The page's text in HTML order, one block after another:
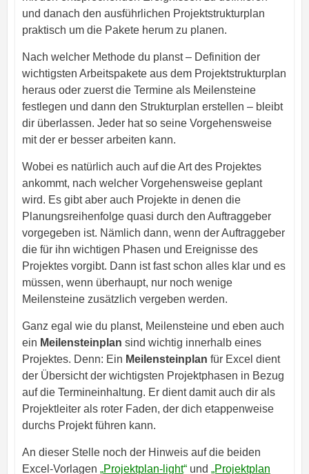
und danach den ausführlichen Projektstrukturplan
praktisch um die Pakete herum zu planen.
Nach welcher Methode du planst – Definition der
wichtigsten Arbeitspakete aus dem Projektstrukturplan
heraus oder zuerst die Termine als Meilensteine
festlegen und dann den Strukturplan erstellen – bleibt
dir überlassen. Jeder hat so seine Vorgehensweise
mit der er besser arbeiten kann.
Wobei es natürlich auch auf die Art des Projektes
ankommt, nach welcher Vorgehensweise geplant
wird. Es gibt aber auch Projekte in denen die
Planungsreihenfolge quasi durch den Auftraggeber
vorgegeben ist. Nämlich dann, wenn der Auftraggeber
die für ihn wichtigen Phasen und Ereignisse des
Projektes vorgibt. Dann ist fast schon alles klar und es
müssen, wenn überhaupt, nur noch wenige
Meilensteine zusätzlich vergeben werden.
Ganz egal wie du planst, Meilensteine und eben auch
ein Meilensteinplan sind wichtig innerhalb eines
Projektes. Denn: Ein Meilensteinplan für Excel dient
der Übersicht der wichtigsten Projektphasen in Bezug
auf die Termineinhaltung. Er dient damit auch dir als
Projektleiter als roter Faden, der dich etappenweise
durchs Projekt führen kann.
An dieser Stelle noch der Hinweis auf die beiden
Excel-Vorlagen „Projektplan-light“und „Projektplan